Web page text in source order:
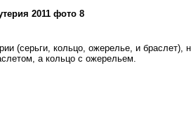
2011 фото 8
(серьги, кольцо, ожерелье, и браслет),
а кольцо с ожерельем.